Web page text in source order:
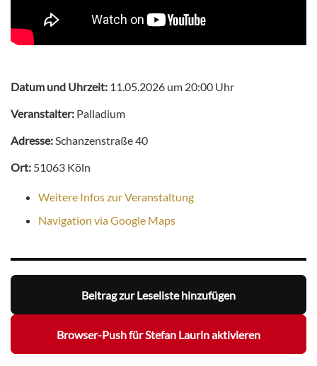
Datum und Uhrzeit: 11.05.2026 um 20:00 Uhr
Veranstalter: Palladium
Adresse:Schanzenstraße 40
Ort: 51063 Köln
Weitere Infos zur Veranstaltung
Navigation via Google Maps
Beitrag zur Leseliste hinzufügen
Browser-Push für Stefan Laurin aktivieren